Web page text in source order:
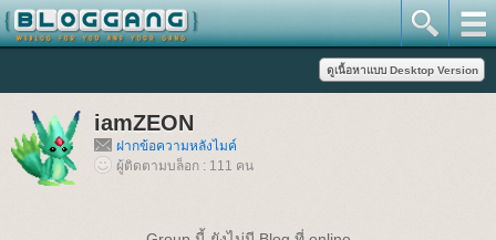
iamZEON
ฝากข้อความหลังไมค์
ผู้ติดตามบล็อก : 111 คน